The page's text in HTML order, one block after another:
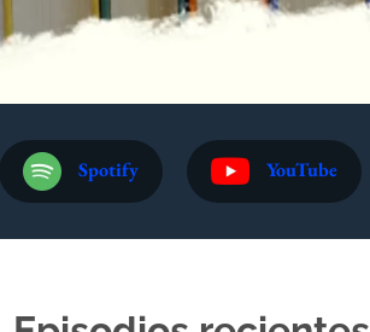
Spotify YouTube